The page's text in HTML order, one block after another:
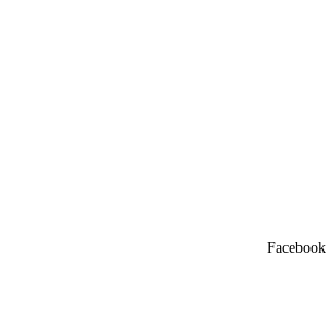
Facebook